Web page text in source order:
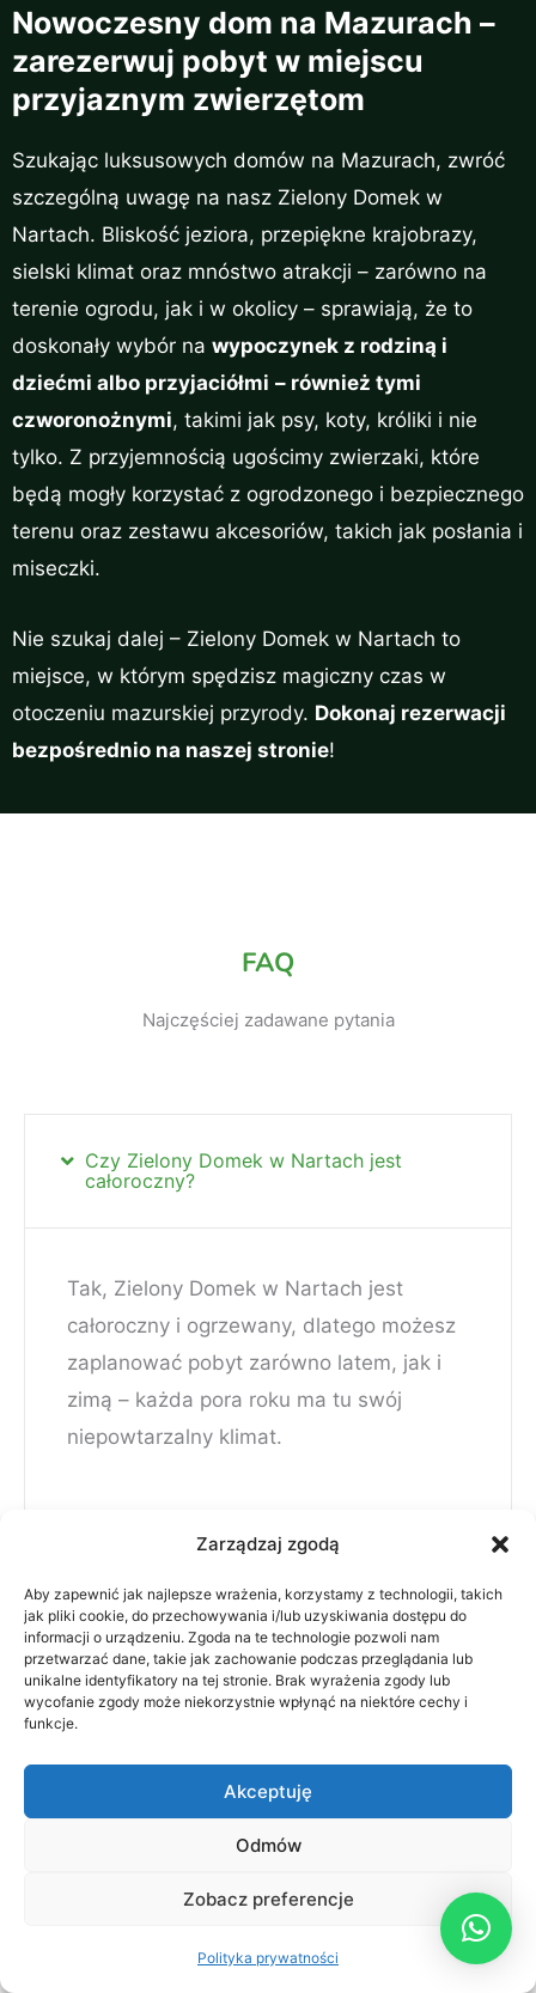
Zarządzaj zgodą
Aby zapewnić jak najlepsze wrażenia, korzystamy z technologii, takich
jak pliki cookie, do przechowywania i/lub uzyskiwania dostępu do
informacji o urządzeniu. Zgoda na te technologie pozwoli nam
przetwarzać dane, takie jak zachowanie podczas przeglądania lub
unikalne identyfikatory na tej stronie. Brak wyrażenia zgody lub
wycofanie zgody może niekorzystnie wpłynąć na niektóre cechy i
funkcje.
Akceptuję
Odmów
Zobacz preferencje
Polityka prywatności
Nowoczesny dom na Mazurach –
zarezerwuj pobyt w miejscu
przyjaznym zwierzętom
Szukając luksusowych domów na Mazurach, zwróć
szczególną uwagę na nasz Zielony Domek w
Nartach. Bliskość jeziora, przepiękne krajobrazy,
sielski klimat oraz mnóstwo atrakcji – zarówno na
terenie ogrodu, jak i w okolicy – sprawiają, że to
doskonały wybór na wypoczynek z rodziną i
dziećmi albo przyjaciółmi – również tymi
czworonożnymi, takimi jak psy, koty, króliki i nie
tylko. Z przyjemnością ugościmy zwierzaki, które
będą mogły korzystać z ogrodzonego i bezpiecznego
terenu oraz zestawu akcesoriów, takich jak posłania i
miseczki.
Nie szukaj dalej – Zielony Domek w Nartach to
miejsce, w którym spędzisz magiczny czas w
otoczeniu mazurskiej przyrody. Dokonaj rezerwacji
bezpośrednio na naszej stronie!
FAQ
Najczęściej zadawane pytania
Czy Zielony Domek w Nartach jest
całoroczny?
Tak, Zielony Domek w Nartach jest
całoroczny i ogrzewany, dlatego możesz
zaplanować pobyt zarówno latem, jak i
zimą – każda pora roku ma tu swój
niepowtarzalny klimat.
zarezerwować pobyt?
Czy dom na Mazurach jest odpowiedni dla
rodzin z dziećmi?
Czy można przyjechać ze zwierzętami?
Czy w okolicy są sklepy i restauracje?